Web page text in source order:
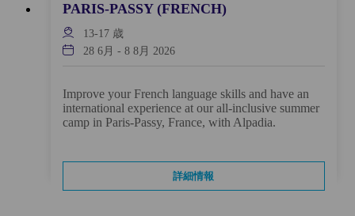
PARIS-PASSY (FRENCH)
13-17 歳
28 6月 - 8 8月 2026
Improve your French language skills and have an
international experience at our all-inclusive summer
camp in Paris-Passy, France, with Alpadia.
詳細情報